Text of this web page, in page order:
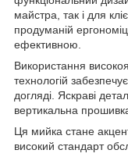
майстра, так і для
продуманій
ефективною.
Використання
технологій
догляді. Яскраві
вертикальна
Ця мийка стане
високий стандарт